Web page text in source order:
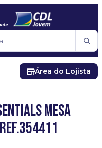
Área do Lojista
MESA